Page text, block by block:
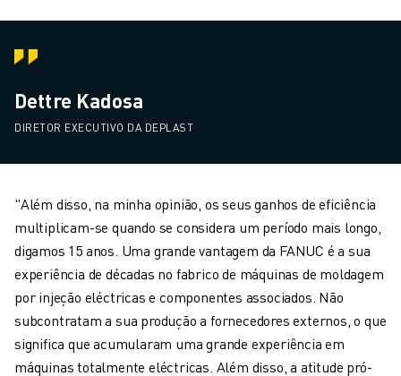
Dettre Kadosa
DIRETOR EXECUTIVO DA DEPLAST
"Além disso, na minha opinião, os seus ganhos de eficiência
multiplicam-se quando se considera um período mais longo,
digamos 15 anos. Uma grande vantagem da FANUC é a sua
experiência de décadas no fabrico de máquinas de moldagem
por injeção eléctricas e componentes associados. Não
subcontratam a sua produção a fornecedores externos, o que
significa que acumularam uma grande experiência em
máquinas totalmente eléctricas. Além disso, a atitude pró-